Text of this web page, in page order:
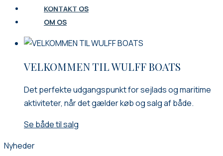
KONTAKT OS
OM OS
VELKOMMEN TIL WULFF BOATS
Det perfekte udgangspunkt for sejlads og maritime
aktiviteter, når det gælder køb og salg af både.
Se både til salg
Nyheder